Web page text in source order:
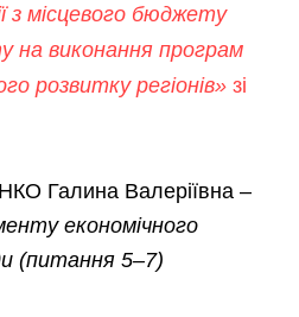
з місцевого бюджету
на виконання програм
розвитку регіонів» зі
Галина Валеріївна –
економічного
(питання 5–7)